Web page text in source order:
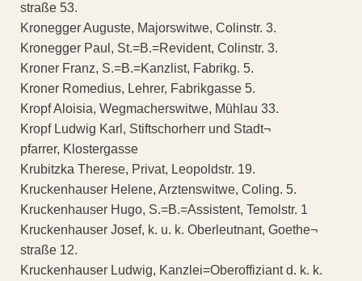
straße 53.
Kronegger Auguste, Majorswitwe, Colinstr. 3.
Kronegger Paul, St.=B.=Revident, Colinstr. 3.
Kroner Franz, S.=B.=Kanzlist, Fabrikg. 5.
Kroner Romedius, Lehrer, Fabrikgasse 5.
Kropf Aloisia, Wegmacherswitwe, Mühlau 33.
Kropf Ludwig Karl, Stiftschorherr und Stadt¬
pfarrer, Klostergasse
Krubitzka Therese, Privat, Leopoldstr. 19.
Kruckenhauser Helene, Arztenswitwe, Coling. 5.
Kruckenhauser Hugo, S.=B.=Assistent, Temolstr. 1
Kruckenhauser Josef, k. u. k. Oberleutnant, Goethe¬
straße 12.
Kruckenhauser Ludwig, Kanzlei=Oberoffiziant d. k. k.